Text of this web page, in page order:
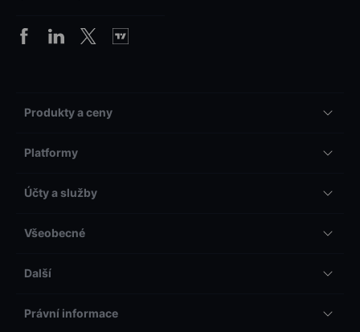
Produkty a ceny
Platformy
Účty a služby
Všeobecné
Další
Právní informace